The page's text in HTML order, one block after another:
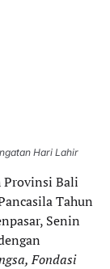
Hari Lahir
Provinsi Bali
Tahun
Senin
Fondasi